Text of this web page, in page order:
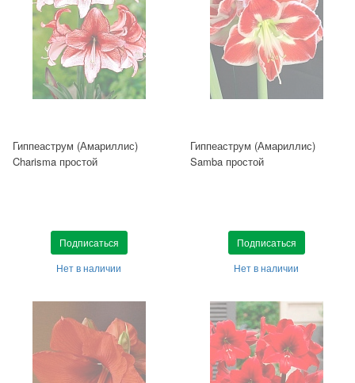
Гиппеаструм (Амариллис)
Charisma простой
Подписаться
Нет в наличии
Гиппеаструм (Амариллис)
Samba простой
Подписаться
Нет в наличии